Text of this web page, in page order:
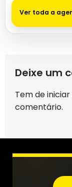
Ver toda a
Deixe um
Tem deiniciar
comentário.